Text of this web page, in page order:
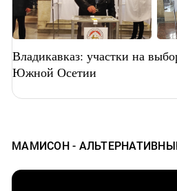
Владикавказ: участки на
Южной Осетии
МАМИСОН -